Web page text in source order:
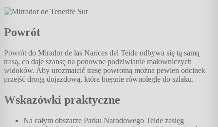
Powrót
Powrót do Mirador de las Narices del Teide odbywa się tą samą
trasą, co daje szansę na ponowne podziwianie malowniczych
widoków. Aby urozmaicić trasę powrotną można pewien odcinek
przejść drogą dojazdową, która biegnie równolegle do szlaku.
Wskazówki praktyczne
Na całym obszarze Parku Narodowego Teide zasięg